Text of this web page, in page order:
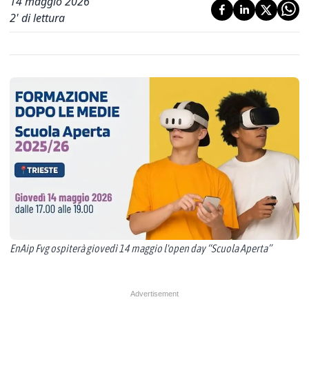
2' di lettura
EnAip Fvg ospiterà giovedì 14 maggio l'open day “Scuola Aperta”